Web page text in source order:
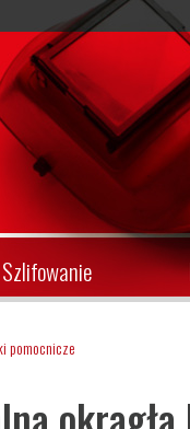
Szlifowanie
pomocnicze